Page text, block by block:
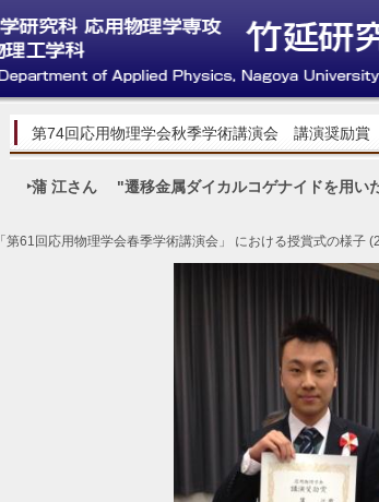
第74回応用物理学会秋季学術講演会 講演奨励賞
‣蒲 江さん "遷移金属ダイカルコゲナイドを用い
「第61回応用物理学会春季学術講演会」 における授賞式の様子